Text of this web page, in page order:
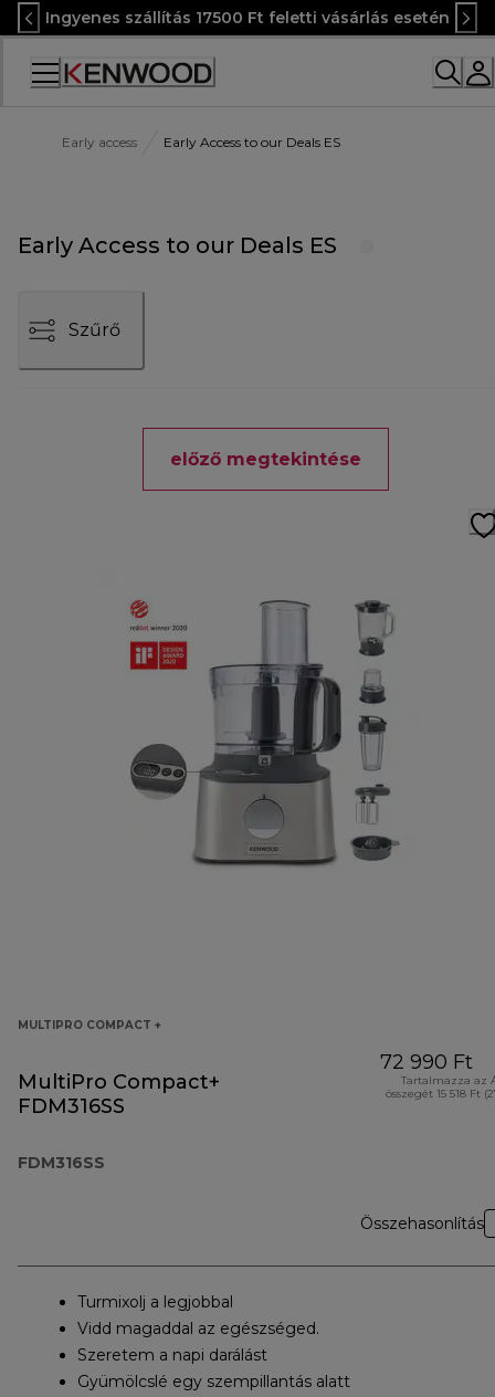
Skip
to
Content
Ingyenes szállítás 17500 Ft feletti vásárlás esetén
Accessibility
Early access Early Access to our Deals ES
Early Access to our Deals ES
Szűrő
előző megtekintése
MULTIPRO COMPACT +
MultiPro Compact+
FDM316SS
FDM316SS
72 990 Ft
Tartalmazza az
összegét 15 518 Ft
Összehasonlítás
Turmixolj a legjobbal
Vidd magaddal az egészséged.
Szeretem a napi darálást
Gyümölcslé egy szempillantás alatt